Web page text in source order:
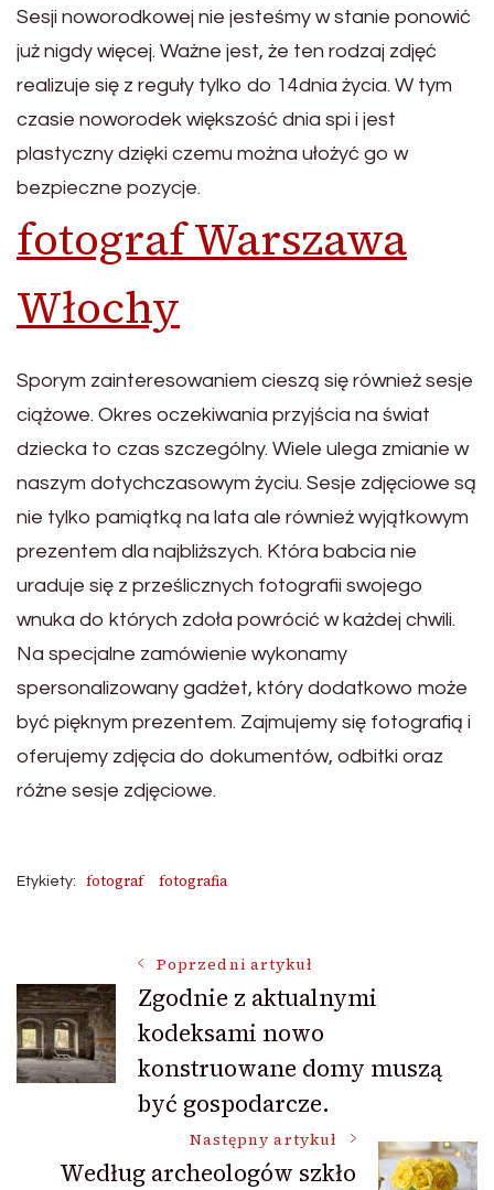
Sesji noworodkowej nie jesteśmy w stanie ponowić
już nigdy więcej. Ważne jest, że ten rodzaj zdjęć
realizuje się z reguły tylko do 14dnia życia. W tym
czasie noworodek większość dnia spi i jest
plastyczny dzięki czemu można ułożyć go w
bezpieczne pozycje.
fotograf Warszawa
Włochy
Sporym zainteresowaniem cieszą się również sesje
ciążowe. Okres oczekiwania przyjścia na świat
dziecka to czas szczególny. Wiele ulega zmianie w
naszym dotychczasowym życiu. Sesje zdjęciowe są
nie tylko pamiątką na lata ale również wyjątkowym
prezentem dla najbliższych. Która babcia nie
uraduje się z prześlicznych fotografii swojego
wnuka do których zdoła powrócić w każdej chwili.
Na specjalne zamówienie wykonamy
spersonalizowany gadżet, który dodatkowo może
być pięknym prezentem. Zajmujemy się fotografią i
oferujemy zdjęcia do dokumentów, odbitki oraz
różne sesje zdjęciowe.
Etykiety: fotograf fotografia
Nawigacja
wpisu
Poprzedni artykuł
Zgodnie z aktualnymi
kodeksami nowo
konstruowane domy muszą
być gospodarcze.
Następny artykuł
Według archeologów szkło